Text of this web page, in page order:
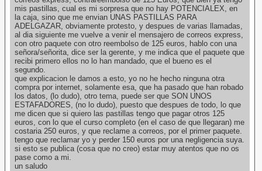
mis pastillas, cual es mi sorpresa que no hay POTENCIALEX, en
la caja, sino que me envian UNAS PASTILLAS PARA
ADELGAZAR, obviamente protesto, y despues de varias llamadas,
al dia siguiente me vuelve a venir el mensajero de correos express,
con otro paquete con otro reembolso de 125 euros, hablo con una
señora/señorita, dice ser la gerente, y me indica que el paquete que
recibi primero ellos no lo han mandado, que el bueno es el
segundo.
que explicacion le damos a esto, yo no he hecho ninguna otra
compra por internet, solamente esa, que ha pasado que han robado
los datos, (lo dudo), otro tema, puede ser que SON UNOS
ESTAFADORES, (no lo dudo), puesto que despues de todo, lo que
me dicen que si quiero las pastillas tengo que pagar otros 125
euros, con lo que el curso completo (en el caso de que llegaran) me
costaria 250 euros, y que reclame a correos, por el primer paquete.
tengo que reclamar yo y perder 150 euros por una negligencia suya.
si esto se publica (cosa que no creo) estar muy atentos que no os
pase como a mi.
un saludo